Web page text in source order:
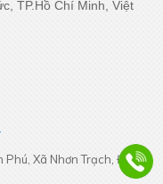
rực rỡ, bứt phá thành
TP.Hồ Chí Minh, Việt
Phú, Xã Nhơn Trạch, Đồng